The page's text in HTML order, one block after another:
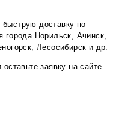
доставку по
города Норильск, Ачинск,
Лесосибирск и др.
заявку на сайте.